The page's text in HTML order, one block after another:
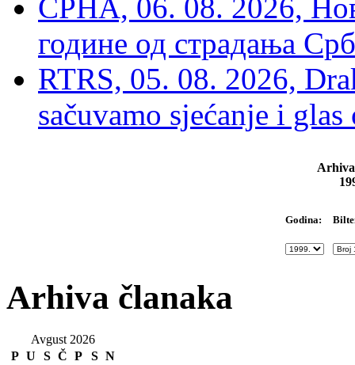
СРНА, 06. 08. 2026,
године од страдања
RTRS, 05. 08. 2026,
sačuvamo sjećanje i
Godina:
Arhiva članaka
Avgust 2026
P U S Č P S N